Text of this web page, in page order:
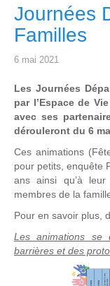
Journées
Familles
6 mai 2021
Les Journées
par l’Espace de
avec ses
dérouleront du 6
Ces animations
pour petits, enquête
ans ainsi qu’à leur
membres de la
Pour en savoir plus,
Les animations se
barrières et des